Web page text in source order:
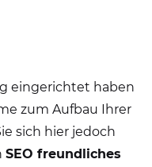
eingerichtet haben
zum Aufbau Ihrer
sich hier jedoch
SEO freundliches